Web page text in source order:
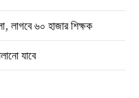
লাগবে ৬০ হাজার শিক্ষক
যাবে